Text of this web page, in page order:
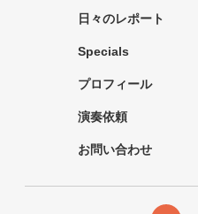
日々のレポート
Specials
プロフィール
演奏依頼
お問い合わせ